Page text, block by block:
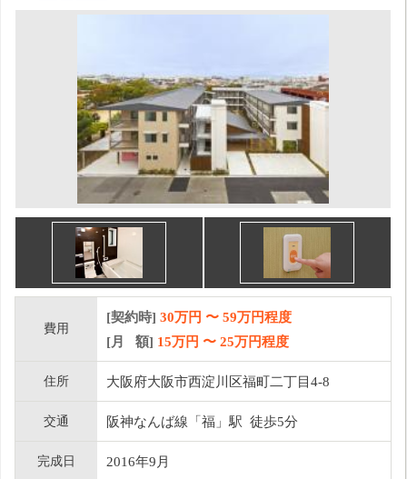
費用
[契約時] 30万円 〜 59万円程度
[月 額] 15万円 〜 25万円程度
住所 大阪府大阪市西淀川区福町二丁目4-8
交通 阪神なんば線「福」駅 徒歩5分
完成日 2016年9月